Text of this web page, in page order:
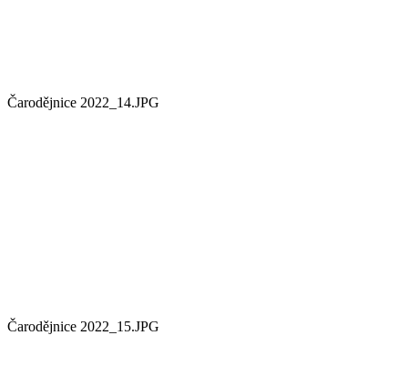
Čarodějnice 2022_14.JPG
Čarodějnice 2022_15.JPG